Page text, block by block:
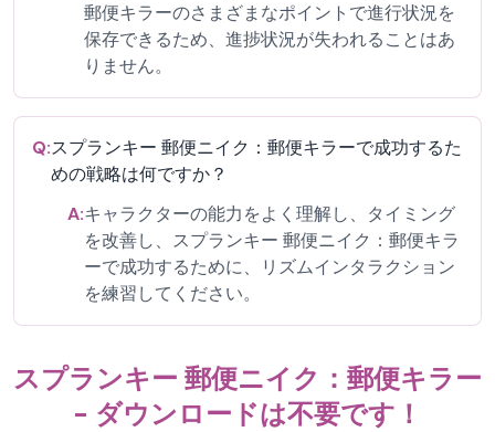
郵便キラーのさまざまなポイントで進行状況を
保存できるため、進捗状況が失われることはあ
りません。
Q:スプランキー 郵便ニイク：郵便キラーで成功するた
めの戦略は何ですか？
A:キャラクターの能力をよく理解し、タイミング
を改善し、スプランキー 郵便ニイク：郵便キラ
ーで成功するために、リズムインタラクション
を練習してください。
スプランキー 郵便ニイク：郵便キラー
- ダウンロードは不要です！